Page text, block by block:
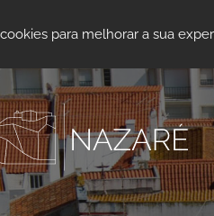
para melhorar a sua